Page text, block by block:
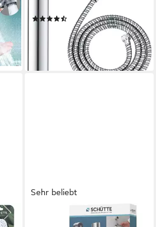
dir
150 cm Brauseschlauch,
Halterung
(35)
UVP21,29 €
lieferbar - in 3-4 Werktagen bei dir
Sehr beliebt